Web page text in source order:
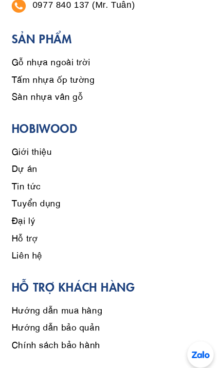
0977 840 137 (Mr. Tuân)
SẢN PHẨM
Gỗ nhựa ngoài trời
Tấm nhựa ốp tường
Sàn nhựa vân gỗ
HOBIWOOD
Giới thiệu
Dự án
Tin tức
Tuyển dụng
Đại lý
Hỗ trợ
Liên hệ
HỖ TRỢ KHÁCH HÀNG
Hướng dẫn mua hàng
Hướng dẫn bảo quản
Chính sách bảo hành